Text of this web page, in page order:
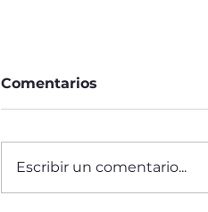
Comentarios
Escribir un comentario...